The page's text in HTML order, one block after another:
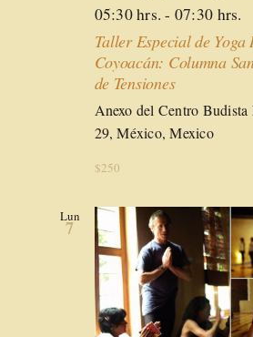
05:30 hrs. - 07:30 hrs.
Taller Especial de Yoga
Coyoacán: Columna
de Tensiones
Anexo del Centro Budista
29, México, Mexico
$250
Lun
7